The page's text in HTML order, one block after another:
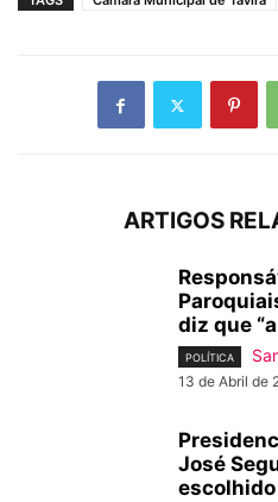
ARTIGOS
diz que
POLÍTICA
13 de Abril de
José